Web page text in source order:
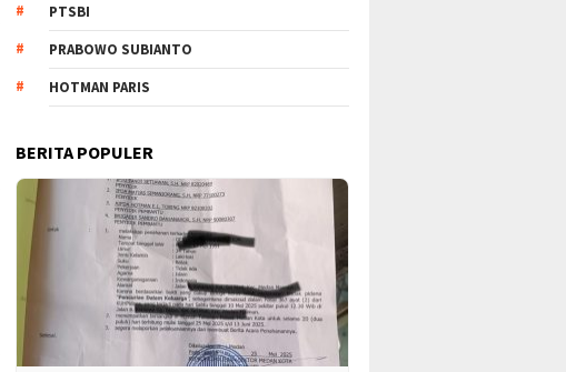
PTSBI
PRABOWO SUBIANTO
HOTMAN PARIS
BERITA POPULER